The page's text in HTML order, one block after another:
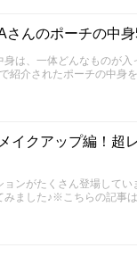
さんのポーチの中
は、一体どんなものが入
紹介されたポーチの中身
イクアップ編！超
ョンがたくさん登場して
ました♪※こちらの記事